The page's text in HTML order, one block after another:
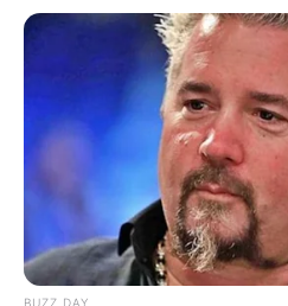
BUZZ DAY